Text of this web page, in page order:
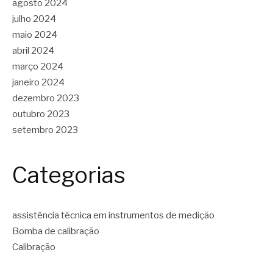
agosto 2024
julho 2024
maio 2024
abril 2024
março 2024
janeiro 2024
dezembro 2023
outubro 2023
setembro 2023
Categorias
assistência técnica em instrumentos de medição
Bomba de calibração
Calibração